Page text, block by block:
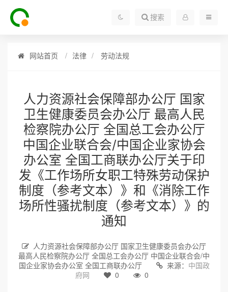
搜索
网站首页 法律 劳动法规
人力资源社会保障部办公厅 国家
卫生健康委员会办公厅 最高人民
检察院办公厅 全国总工会办公厅
中国企业联合会/中国企业家协会
办公室 全国工商联办公厅关于印
发《工作场所女职工特殊劳动保护
制度（参考文本）》和《消除工作
场所性骚扰制度（参考文本）》的
通知
人力资源社会保障部办公厅 国家卫生健康委员会办公厅
最高人民检察院办公厅 全国总工会办公厅 中国企业联合会/中
国企业家协会办公室 全国工商联办公厅
来源： 中国政
府网
0 0